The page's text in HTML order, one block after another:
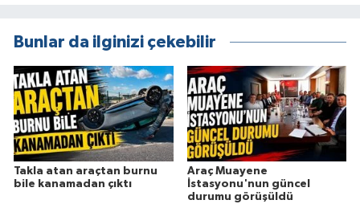
Bunlar da ilginizi çekebilir
Takla atan araçtan burnu
bile kanamadan çıktı
Araç Muayene
İstasyonu'nun güncel
durumu görüşüldü